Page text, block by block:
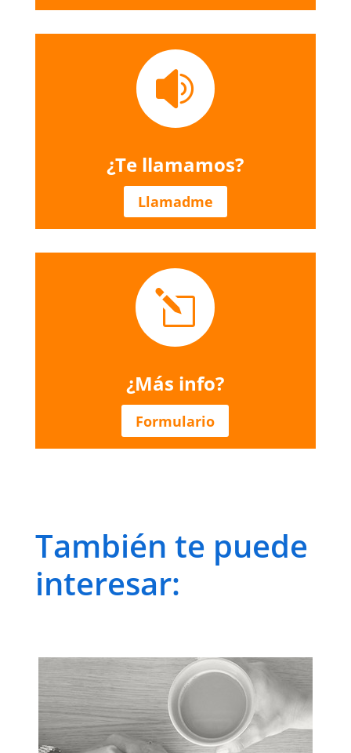

¿Te llamamos?
Llamadme
l
¿Más info?
Formulario
También te puede
interesar: